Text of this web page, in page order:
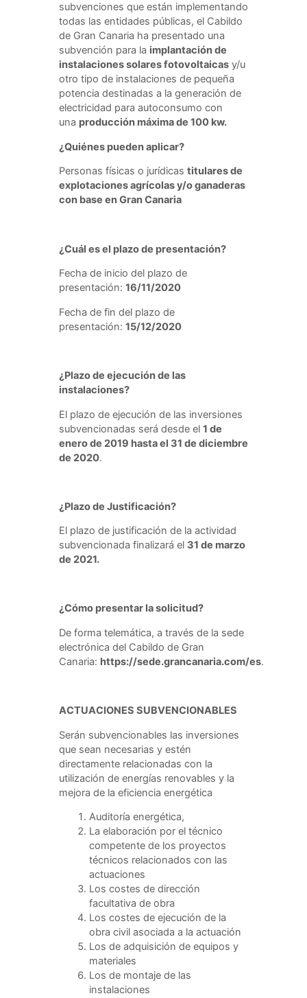
subvenciones que están implementando
todas las entidades públicas, el Cabildo
de Gran Canaria ha presentado una
subvención para la implantación de
instalaciones solares fotovoltaicasy/u
otro tipo de instalaciones de pequeña
potencia destinadas a la generación de
electricidad para autoconsumo con
una producción máxima de 100 kw.
¿Quiénes pueden aplicar?
Personas físicas o jurídicas titulares de
explotaciones agrícolas y/o ganaderas
con base en Gran Canaria
¿Cuál es el plazo de presentación?
Fecha de inicio del plazo de
presentación: 16/11/2020
Fecha de fin del plazo de
presentación: 15/12/2020
¿Plazo de ejecución de las
instalaciones?
El plazo de ejecución de las inversiones
subvencionadas será desde el 1 de
enero de 2019 hasta el 31 de diciembre
de 2020.
¿Plazo de Justificación?
El plazo de justificación de la actividad
subvencionada finalizará el 31 de marzo
de 2021.
¿Cómopresentar la solicitud?
De forma telemática, a través de la sede
electrónica del Cabildo de Gran
Canaria: https://sede.grancanaria.com/es.
ACTUACIONES SUBVENCIONABLES
Serán subvencionables las inversiones
que sean necesarias y estén
directamente relacionadas con la
utilización de energías renovables y la
mejora de la eficiencia energética
Auditoría energética,
La elaboración por el técnico
competente de los proyectos
técnicos relacionados con las
actuaciones
Los costes de dirección
facultativa de obra
Los costes de ejecución de la
obra civil asociada a la actuación
Los de adquisición de equipos y
materiales
Los de montaje de las
instalaciones